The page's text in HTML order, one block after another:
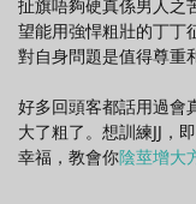
扯旗唔夠硬真係男人之
望能用強悍粗壯的丁丁
對自身問題是值得尊重
好多回頭客都話用過會
大了粗了。想訓練JJ，
幸福，教會你陰莖增大